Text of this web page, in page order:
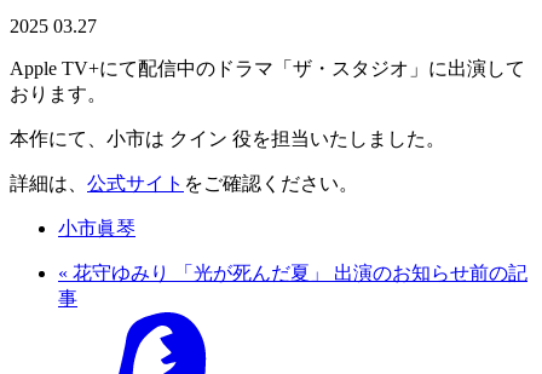
2025 03.27
Apple TV+にて配信中のドラマ「ザ・スタジオ」に出演して
おります。
本作にて、小市は クイン 役を担当いたしました。
詳細は、 公式サイト をご確認ください。
小市眞琴
« 花守ゆみり 「光が死んだ夏」 出演のお知らせ前の記
事